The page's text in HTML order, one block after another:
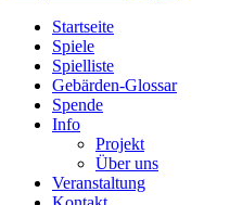
Startseite
Spiele
Spielliste
Gebärden-Glossar
Spende
Info
Projekt
Über uns
Veranstaltung